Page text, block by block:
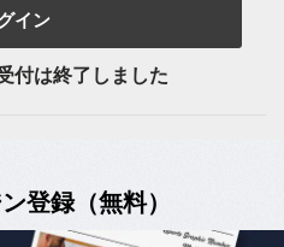
イン
付は終了しました
登録（無料）